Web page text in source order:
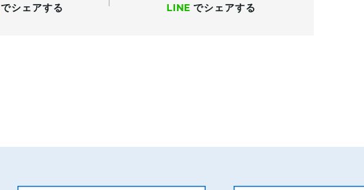
でシェアする LINE でシェアする